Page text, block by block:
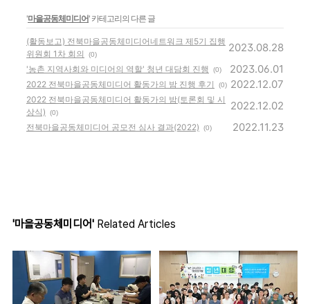
'마을공동체미디어' 카테고리의 다른 글
(활동보고) 전북마을공동체미디어네트워크 제5기 집행
위원회 1차 회의
(0)
2023.08.28
'농촌 지역사회와 미디어의 역할' 청년 대담회 진행 (0) 2023.06.01
2022 전북마을공동체미디어 활동가의 밤 진행 후기 (0) 2022.12.07
2022 전북마을공동체미디어 활동가의 밤(토론회 및 시
상식)
(0)
2022.12.02
전북마을공동체미디어 공모전 심사 결과(2022) (0) 2022.11.23
'마을공동체미디어' Related Articles